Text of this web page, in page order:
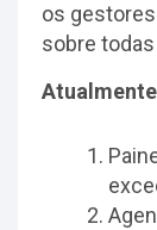
os
sobre